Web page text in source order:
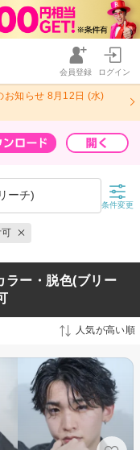
会員登録 ログイン
お知らせ 8月12日 (水)
ーチ)
条件変更
ラー・脱色(ブリー
人気が高い順